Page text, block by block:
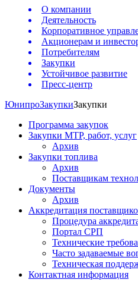
О компании
Деятельность
Корпоративное
Акционерам и
Потребителям
Закупки
Устойчивое развитие
Пресс-центр
ЮнипроЗакупкиЗакупки
Программа закупок
Закупки МТР, работ, услуг
Архив
Закупки топлива
Архив
Поставщикам
Документы
Архив
Аккредитация
Процедура
Портал СРП
Технические
Часто задаваемые
Техническая
Контактная информация